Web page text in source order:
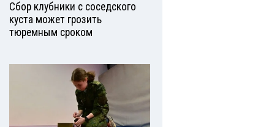
Сбор клубники с соседского
куста может грозить
тюремным сроком